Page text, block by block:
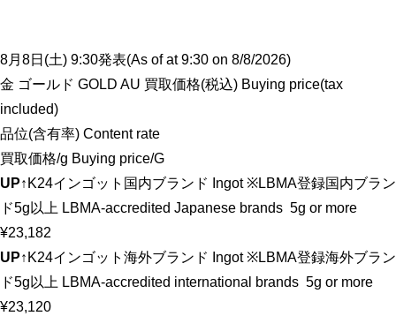
8月8日(土) 9:30発表(As of at 9:30 on 8/8/2026)
金 ゴールド GOLD AU 買取価格(税込) Buying price(tax
included)
品位(含有率) Content rate
買取価格/g Buying price/G
UP↑ K24インゴット国内ブランド Ingot ※LBMA登録国内ブラン
ド5g以上 LBMA-accredited Japanese brands 5g or more
¥23,182
UP↑ K24インゴット海外ブランド Ingot ※LBMA登録海外ブラン
ド5g以上 LBMA-accredited international brands 5g or more
¥23,120